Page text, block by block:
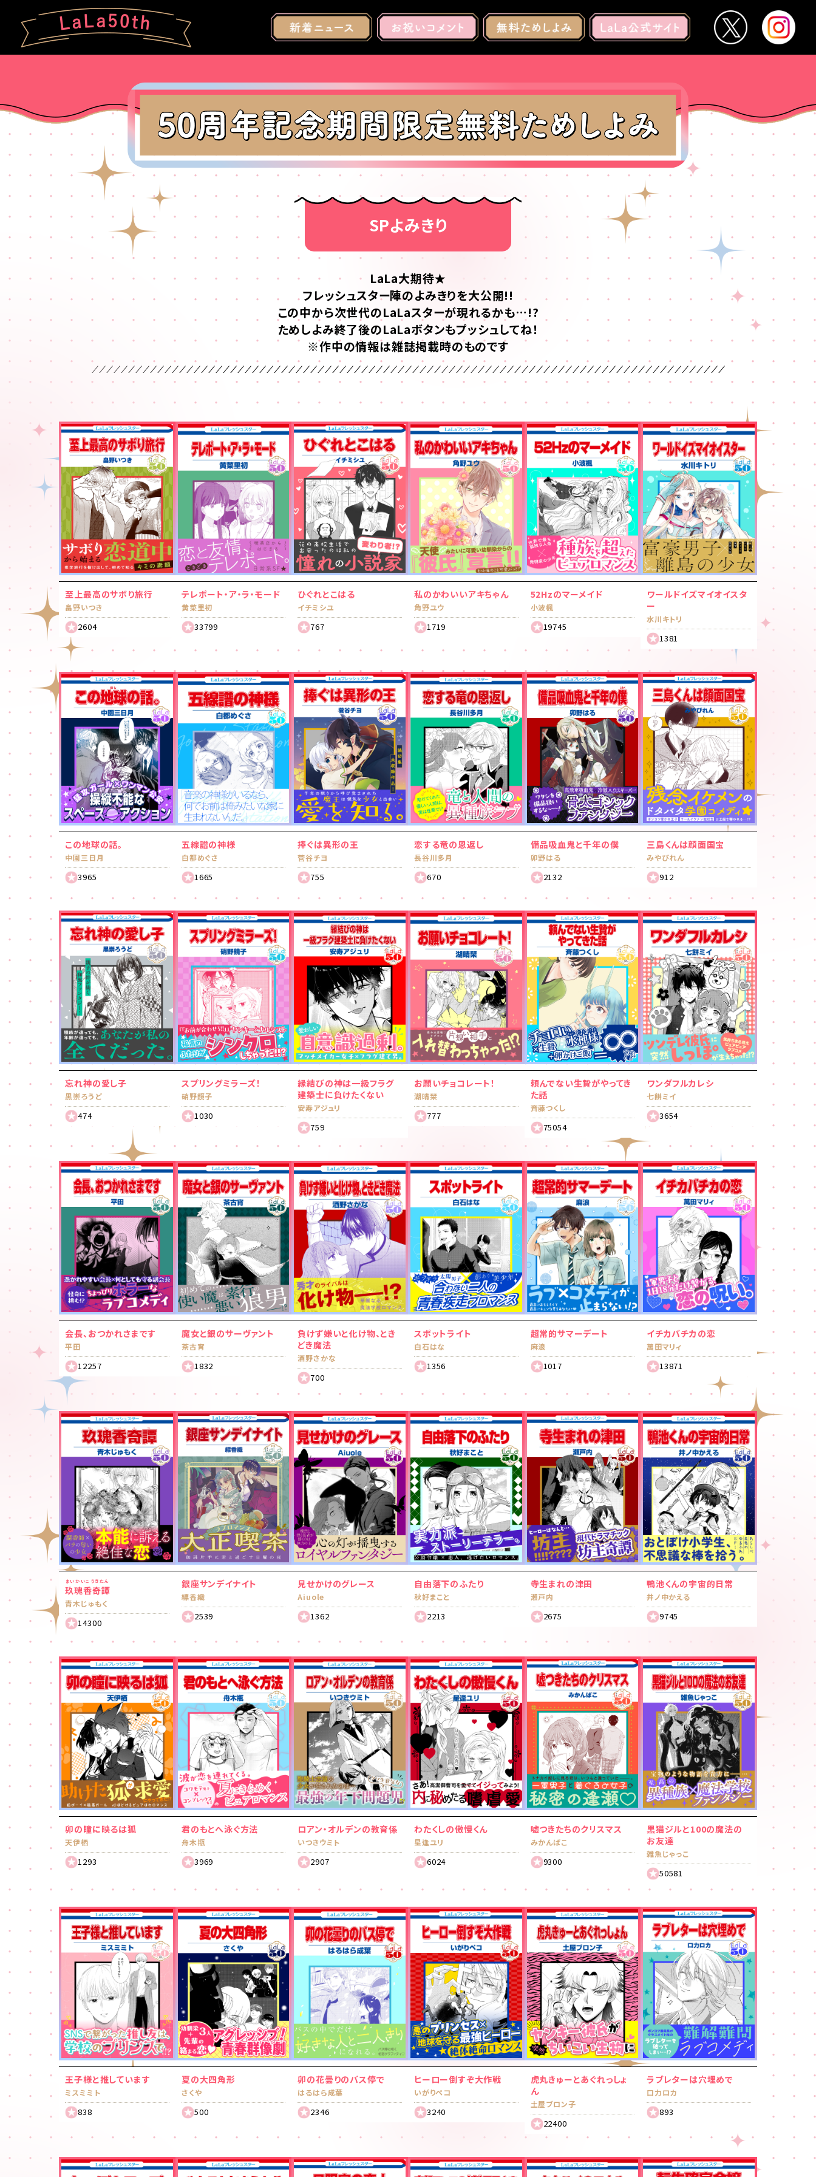
SPよみきり
LaLa大期待★
フレッシュスター陣のよみきりを大公開!!
この中から次世代のLaLaスターが現れるかも…!?
ためしよみ終了後のLaLaボタンもプッシュしてね！
※作中の情報は雑誌掲載時のものです
至上最高のサボり旅行
畠野いつき
2604
テレポート・ア・ラ・モード
黄菜里初
33799
ひぐれとこはる
イチミシユ
767
私のかわいいアキちゃん
角野ユウ
1719
52Hzのマーメイド
小波楓
19745
ワールドイズマイオイスタ
ー
水川キトリ
1381
この地球の話。
中園三日月
3965
五線譜の神様
白都めぐさ
1665
捧ぐは異形の王
菅谷チヨ
755
恋する竜の恩返し
長谷川多月
670
備品吸血鬼と千年の僕
卯野はる
2132
三島くんは顔面国宝
みやびれん
912
忘れ神の愛し子
黒崇ろうど
474
スプリングミラーズ！
硝野鏡子
1030
縁結びの神は一級フラグ
建築士に負けたくない
安寿アジュリ
759
お願いチョコレート！
湖晴栞
777
頼んでない生贄がやってき
た話
斉藤つくし
75054
ワンダフルカレシ
七餅ミイ
3654
会長、おつかれさまです
平田
12257
魔女と銀のサーヴァント
茶古宵
1832
負けず嫌いと化け物、とき
どき魔法
酒野さかな
700
スポットライト
白石はな
1356
超常的サマーデート
麻浪
1017
イチカバチカの恋
萬田マリィ
13871
玖瑰香奇譚
まいかいこうきたん
青木じゅもく
14300
銀座サンデイナイト
縹香織
2539
見せかけのグレース
Aiuole
1362
自由落下のふたり
秋好まこと
2213
寺生まれの津田
瀬戸内
2675
鴨池くんの宇宙的日常
井ノ中かえる
9745
卯の瞳に映るは狐
天伊栖
1293
君のもとへ泳ぐ方法
舟木瓶
3969
ロアン・オルデンの教育係
いつきウミト
2907
わたくしの傲慢くん
星逢ユリ
6024
嘘つきたちのクリスマス
みかんばこ
9300
黒猫ジルと100の魔法の
お友達
雑魚じゃっこ
50581
王子様と推しています
ミスミミト
838
夏の大四角形
さくや
500
卯の花曇りのバス停で
はるはら成葉
2346
ヒーロー倒すぞ大作戦
いがりペコ
3240
虎丸きゅーとあぐれっしょ
ん
土屋ブロン子
22400
ラブレターは穴埋めで
口力ロカ
893